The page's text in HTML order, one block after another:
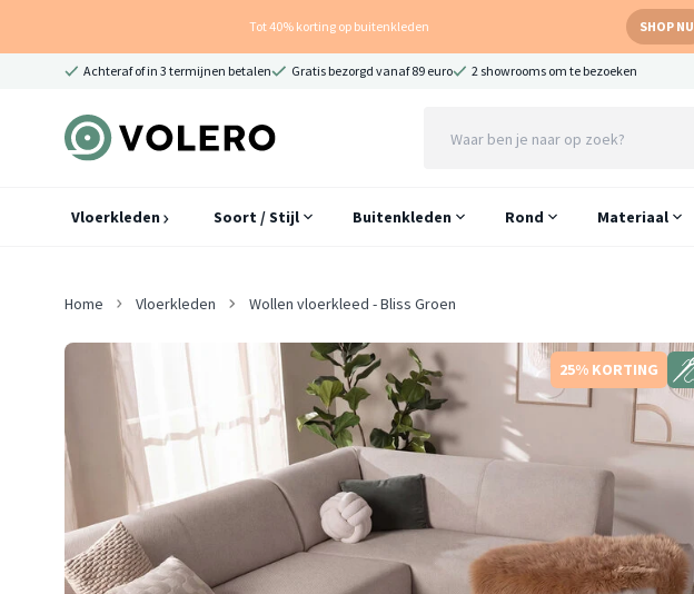
Tot 40% korting op buitenkleden SHOP NU
Achteraf of in 3 termijnen betalen Gratis bezorgd vanaf 89 euro 2 showrooms om te bezoeken
Vloerkleden Soort / Stijl Buitenkleden Rond Materiaal
Home Vloerkleden Wollen vloerkleed - Bliss Groen
25% KORTING